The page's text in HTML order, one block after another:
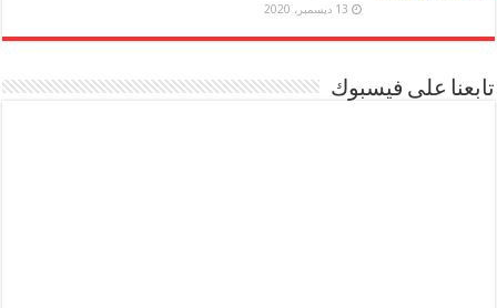
13 ديسمبر، 2020
تابعنا على فيسبوك